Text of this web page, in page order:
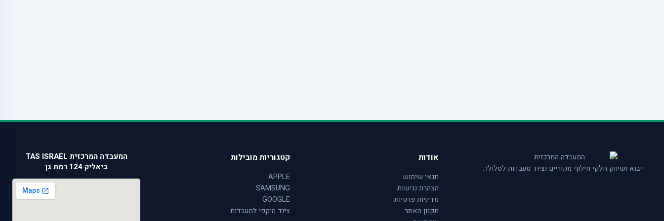
ייבוא ושיווק חלקי חילוף מקוריים וציוד מעבדות לסלולר.
אודות
תנאי שימוש
הצהרת נגישות
מדיניות פרטיות
תקנון האתר
קטגוריות מובילות
APPLE
SAMSUNG
GOOGLE
ציוד היקפי למעבדות
המעבדה המרכזית TAS ISRAEL
ביאליק 124 רמת גן